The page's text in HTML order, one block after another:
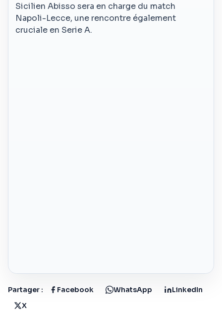
Sicilien Abisso sera en charge du match
Napoli-Lecce, une rencontre également
cruciale en Serie A.
Partager : Facebook WhatsApp
LinkedIn
X